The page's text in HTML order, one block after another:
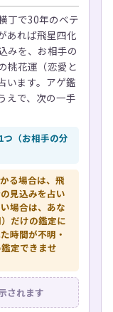
丁で30年のベテ
あれば飛星四化
みを、お相手の
桃花運（恋愛と
います。アゲ鑑
えで、次の一手
（お相手の分
る場合は、飛
見込みを占い
場合は、あな
だけの鑑定に
時間が不明・
定できませ
されます